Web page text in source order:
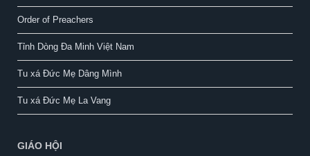
Order of Preachers
Tỉnh Dòng Đa Minh Việt Nam
Tu xá Đức Mẹ Dâng Mình
Tu xá Đức Mẹ La Vang
GIÁO HỘI